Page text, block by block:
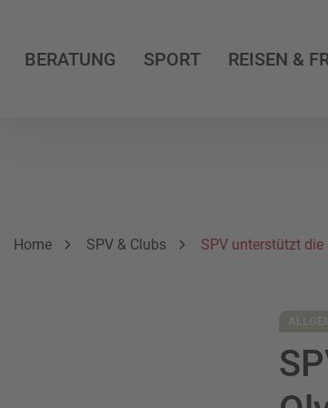
BERATUNG SPORT REISEN &
Breadcrumbnavigation
Sie befinden sich hier:
Home SPV & Clubs SPV unterstützt